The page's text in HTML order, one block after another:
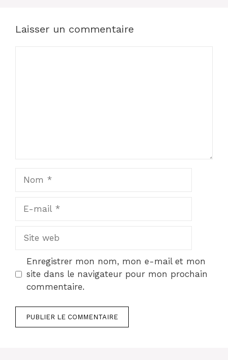
Laisser un commentaire
Site
Enregistrer mon nom, mon e-mail et mon
site dans le navigateur pour mon prochain
commentaire.